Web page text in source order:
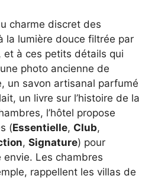
charme discret des
la lumière douce filtrée par
et à ces petits détails qui
photo ancienne de
un savon artisanal parfumé
un livre sur l’histoire de la
l’hôtel propose
(Essentielle, Club,
, Signature) pour
envie. Les chambres
rappellent les villas de